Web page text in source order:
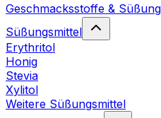
widerrufen.Mehr Info
Geschmacksstoffe &
Süßungsmittel
Erythritol
Honig
Stevia
Xylitol
Weitere Süßungsmittel